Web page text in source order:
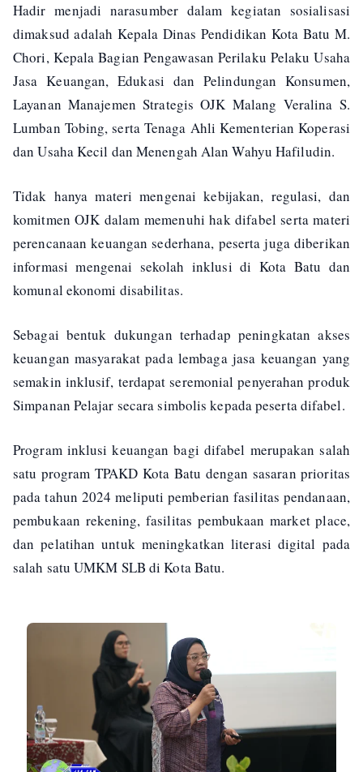
Hadir menjadi narasumber dalam kegiatan sosialisasi
dimaksud adalah Kepala Dinas Pendidikan Kota Batu M.
Chori, Kepala Bagian Pengawasan Perilaku Pelaku Usaha
Jasa Keuangan, Edukasi dan Pelindungan Konsumen,
Layanan Manajemen Strategis OJK Malang Veralina S.
Lumban Tobing, serta Tenaga Ahli Kementerian Koperasi
dan Usaha Kecil dan Menengah Alan Wahyu Hafiludin.
Tidak hanya materi mengenai kebijakan, regulasi, dan
komitmen OJK dalam memenuhi hak difabel serta materi
perencanaan keuangan sederhana, peserta juga diberikan
informasi mengenai sekolah inklusi di Kota Batu dan
komunal ekonomi disabilitas.
Sebagai bentuk dukungan terhadap peningkatan akses
keuangan masyarakat pada lembaga jasa keuangan yang
semakin inklusif, terdapat seremonial penyerahan produk
Simpanan Pelajar secara simbolis kepada peserta difabel.
Program inklusi keuangan bagi difabel merupakan salah
satu program TPAKD Kota Batu dengan sasaran prioritas
pada tahun 2024 meliputi pemberian fasilitas pendanaan,
pembukaan rekening, fasilitas pembukaan market place,
dan pelatihan untuk meningkatkan literasi digital pada
salah satu UMKM SLB di Kota Batu.